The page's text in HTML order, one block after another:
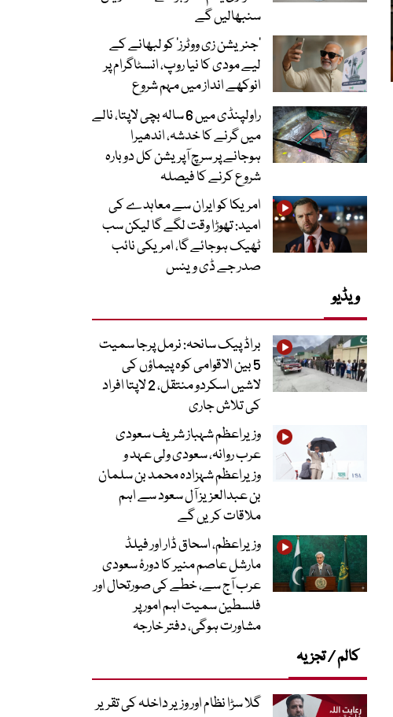
سنبھالیں گے
’جنریشن زی ووٹرز‘ کو لبھانے کے
لیے مودی کا نیا روپ، انسٹاگرام پر
انوکھے انداز میں مہم شروع
راولپنڈی میں 6 سالہ بچی لاپتا، نالے
میں گرنے کا خدشہ، اندھیرا
ہوجانے پر سرچ آپریشن کل دوبارہ
شروع کرنے کا فیصلہ
امریکا کو ایران سے معاہدے کی
امید: تھوڑا وقت لگے گا لیکن سب
ٹھیک ہوجائے گا، امریکی نائب
صدر جے ڈی وینس
ویڈیو
براڈ پیک سانحہ: نرمل پرجا سمیت
5 بین الاقوامی کوہ پیماؤں کی
لاشیں اسکردو منتقل، 2 لاپتا افراد
کی تلاش جاری
وزیراعظم شہباز شریف سعودی
عرب روانہ، سعودی ولی عہد و
وزیراعظم شہزادہ محمد بن سلمان
بن عبدالعزیز آل سعود سے اہم
ملاقات کریں گے
وزیراعظم، اسحاق ڈار اور فیلڈ
مارشل عاصم منیر کا دورۂ سعودی
عرب آج سے، خطے کی صورتحال اور
فلسطین سمیت اہم امور پر
مشاورت ہوگی، دفتر خارجہ
کالم / تجزیہ
گلا سڑا نظام اور وزیر داخلہ کی تقریر